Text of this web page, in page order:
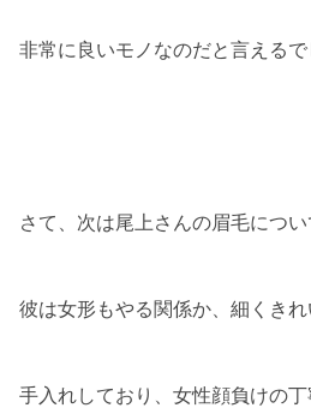
非常に良いモノなのだと言えるで
さて、次は尾上さんの眉毛につい
彼は女形もやる関係か、細くきれ
手入れしており、女性顔負けの